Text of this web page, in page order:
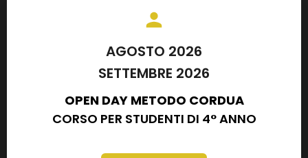
AGOSTO 2026
SETTEMBRE 2026
OPEN DAY METODO CORDUA
CORSO PER STUDENTI DI 4° ANNO